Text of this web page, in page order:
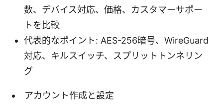
数、デバイス対応、価格、カスタマーサポー
トを比較
代表的なポイント: AES-256暗号、WireGuard
対応、キルスイッチ、スプリットトンネリン
グ
アカウント作成と設定